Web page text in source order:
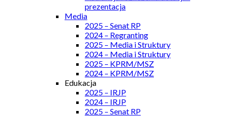
prezentacja
Media
2025 – Senat RP
2024 – Regranting
2025 – Media i Struktury
2024 – Media i Struktury
2025 – KPRM/MSZ
2024 – KPRM/MSZ
Edukacja
2025 – IRJP
2024 – IRJP
2025 – Senat RP